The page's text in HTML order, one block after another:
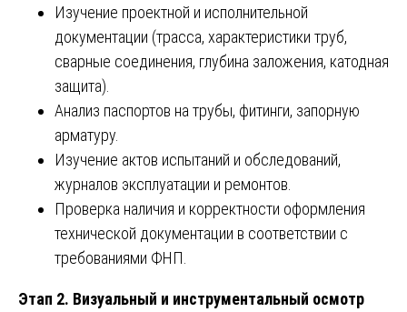
Изучение проектной и исполнительной
документации (трасса, характеристики труб,
сварные соединения, глубина заложения, катодная
защита).
Анализ паспортов на трубы, фитинги, запорную
арматуру.
Изучение актов испытаний и обследований,
журналов эксплуатации и ремонтов.
Проверка наличия и корректности оформления
технической документации в соответствии с
требованиями ФНП.
Этап 2. Визуальный и инструментальный осмотр